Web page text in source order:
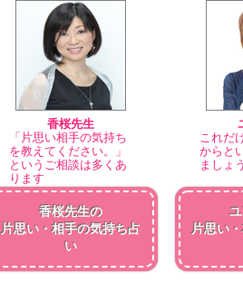
香桜先生
「片思い相手の気持ち
を教えてください。」
というご相談は多くあ
ります
香桜先生の
片思い・相手の気持ち占
い
これだ
からと
ましょ
片思い